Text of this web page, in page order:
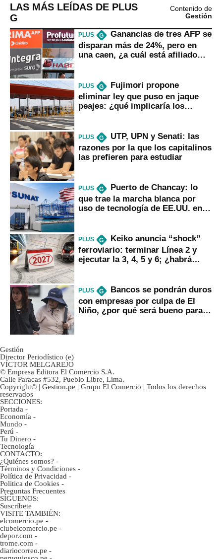
LAS MÁS LEÍDAS DE PLUS
G
Contenido de
Gestión
PLUS G
Ganancias de tres AFP se
disparan más de 24%, pero en
una caen, ¿a cuál está afiliado
PLUS G
Fujimori propone
eliminar ley que puso en jaque
peajes: ¿qué implicaría los
PLUS G
UTP, UPN y Senati: las
razones por la que los capitalinos
las prefieren para estudiar
PLUS G
Puerto de Chancay: lo
que trae la marcha blanca por
uso de tecnología de EE.UU. en
PLUS G
Keiko anuncia “shock”
ferroviario: terminar Línea 2 y
ejecutar la 3, 4, 5 y 6; ¿habrá
PLUS G
Bancos se pondrán duros
con empresas por culpa de El
Niño, ¿por qué será bueno para
Gestión
Director Periodístico (e)
VÍCTOR MELGAREJO
© Empresa Editora El Comercio S.A.
Calle Paracas #532, Pueblo Libre, Lima.
Copyright© | Gestion.pe | Grupo El Comercio | Todos los derechos
reservados
SECCIONES:
Portada -
Economía -
Mundo -
Perú -
Tu Dinero -
Tecnología
CONTACTO:
¿Quiénes somos? -
Términos y Condiciones -
Política de Privacidad -
Politica de Cookies -
Preguntas Frecuentes
SÍGUENOS:
Suscríbete
VISITE TAMBIÉN:
elcomercio.pe -
clubelcomercio.pe -
depor.com -
trome.com -
diariocorreo.pe -